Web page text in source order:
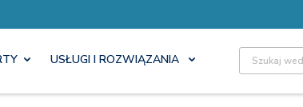
USŁUGI I ROZWIĄZANIA Site Search